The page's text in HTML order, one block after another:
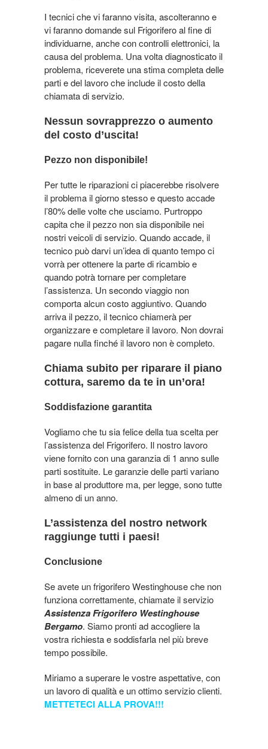
I tecnici che vi faranno visita, ascolteranno e
vi faranno domande sul Frigorifero al fine di
individuarne, anche con controlli elettronici, la
causa del problema. Una volta diagnosticato il
problema, riceverete una stima completa delle
parti e del lavoro che include il costo della
chiamata di servizio.
Nessun sovrapprezzo o aumento
del costo d’uscita!
Pezzo non disponibile!
Per tutte le riparazioni ci piacerebbe risolvere
il problema il giorno stesso e questo accade
l’80% delle volte che usciamo. Purtroppo
capita che il pezzo non sia disponibile nei
nostri veicoli di servizio. Quando accade, il
tecnico può darvi un’idea di quanto tempo ci
vorrà per ottenere la parte di ricambio e
quando potrà tornare per completare
l’assistenza. Un secondo viaggio non
comporta alcun costo aggiuntivo. Quando
arriva il pezzo, il tecnico chiamerà per
organizzare e completare il lavoro. Non dovrai
pagare nulla finché il lavoro non è completo.
Chiama subito per riparare il piano
cottura, saremo da te in un’ora!
Soddisfazione garantita
Vogliamo che tu sia felice della tua scelta per
l’assistenza del Frigorifero. Il nostro lavoro
viene fornito con una garanzia di 1 anno sulle
parti sostituite. Le garanzie delle parti variano
in base al produttore ma, per legge, sono tutte
almeno di un anno.
L’assistenza del nostro network
raggiunge tutti i paesi!
Conclusione
Se avete un frigorifero Westinghouse che non
funziona correttamente, chiamate il servizio
Assistenza Frigorifero Westinghouse
Bergamo. Siamo pronti ad accogliere la
vostra richiesta e soddisfarla nel più breve
tempo possibile.
Miriamo a superare le vostre aspettative, con
un lavoro di qualità e un ottimo servizio clienti.
METTETECI ALLA PROVA!!!